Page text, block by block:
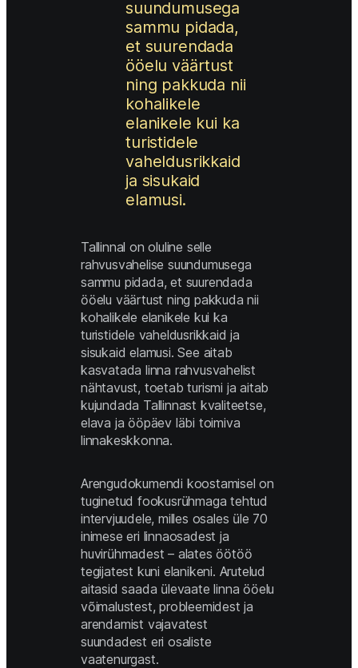
suundumusega
sammu pidada,
et suurendada
ööelu väärtust
ning pakkuda nii
kohalikele
elanikele kui ka
turistidele
vaheldusrikkaid
ja sisukaid
elamusi.
Tallinnal on oluline selle
rahvusvahelise suundumusega
sammu pidada, et suurendada
ööelu väärtust ning pakkuda nii
kohalikele elanikele kui ka
turistidele vaheldusrikkaid ja
sisukaid elamusi. See aitab
kasvatada linna rahvusvahelist
nähtavust, toetab turismi ja aitab
kujundada Tallinnast kvaliteetse,
elava ja ööpäev läbi toimiva
linnakeskkonna.
Arengudokumendi koostamisel on
tuginetud fookusrühmaga tehtud
intervjuudele, milles osales üle 70
inimese eri linnaosadest ja
huvirühmadest – alates öötöö
tegijatest kuni elanikeni. Arutelud
aitasid saada ülevaate linna ööelu
võimalustest, probleemidest ja
arendamist vajavatest
suundadest eri osaliste
vaatenurgast.